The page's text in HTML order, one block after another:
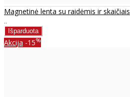
Magnetinė lenta su raidėmis ir skaičiais
..
Akcija -15%